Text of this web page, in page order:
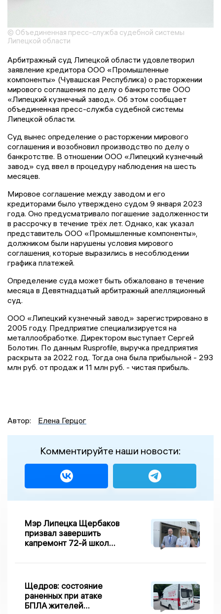
© Объединенная пресс-служба судебной системы
Липецкой области
Арбитражный суд Липецкой области удовлетворил
заявление кредитора ООО «Промышленные
компоненты» (Чувашская Республика) о расторжении
мирового соглашения по делу о банкротстве ООО
«Липецкий кузнечный завод». Об этом сообщает
объединенная пресс-служба судебной системы
Липецкой области.
Суд вынес определение о расторжении мирового
соглашения и возобновил производство по делу о
банкротстве. В отношении ООО «Липецкий кузнечный
завод» суд ввел в процедуру наблюдения на шесть
месяцев.
Мировое соглашение между заводом и его
кредиторами было утверждено судом 9 января 2023
года. Оно предусматривало погашение задолженности
в рассрочку в течение трёх лет. Однако, как указал
представитель ООО «Промышленные компоненты»,
должником были нарушены условия мирового
соглашения, которые выразились в несоблюдении
графика платежей.
Определение суда может быть обжаловано в течение
месяца в Девятнадцатый арбитражный апелляционный
суд.
ООО «Липецкий кузнечный завод» зарегистрировано в
2005 году. Предприятие специализируется на
металлообработке. Директором выступает Сергей
Болотин. По данным Rusprofile, выручка предприятия
раскрыта за 2022 год. Тогда она была прибыльной - 293
млн руб. от продаж и 11 млн руб. - чистая прибыль.
Автор: Елена Герцог
Комментируйте наши новости:
Мэр Липецка Щербаков
призвал завершить
капремонт 72-й школы
Щедров: состояние
раненных при атаке
БПЛА жителей